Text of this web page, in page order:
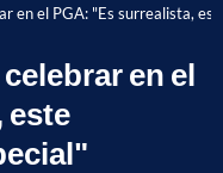
en el PGA: "Es surrealista,
en el
este